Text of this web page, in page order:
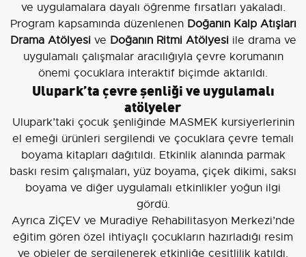
ve uygulamalara dayalı öğrenme fırsatları yakaladı.
Program kapsamında düzenlenen Doğanın Kalp Atışları
Drama Atölyesive Doğanın Ritmi Atölyesiile drama ve
uygulamalı çalışmalar aracılığıyla çevre korumanın
önemi çocuklara interaktif biçimde aktarıldı.
Ulupark’ta çevre şenliği ve uygulamalı
atölyeler
Ulupark’taki çocuk şenliğinde MASMEK kursiyerlerinin
el emeği ürünleri sergilendi ve çocuklara çevre temalı
boyama kitapları dağıtıldı. Etkinlik alanında parmak
baskı resim çalışmaları, yüz boyama, çiçek dikimi, saksı
boyama ve diğer uygulamalı etkinlikler yoğun ilgi
gördü.
Ayrıca ZİÇEV ve Muradiye Rehabilitasyon Merkezi’nde
eğitim gören özel ihtiyaçlı çocukların hazırladığı resim
ve objeler de sergilenerek etkinliğe çeşitlilik katıldı.